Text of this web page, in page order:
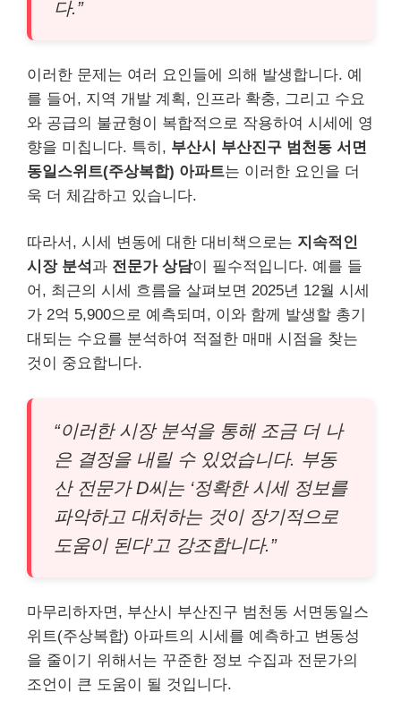
다.”
이러한 문제는 여러 요인들에 의해 발생합니다. 예
를 들어, 지역 개발 계획, 인프라 확충, 그리고 수요
와 공급의 불균형이 복합적으로 작용하여 시세에 영
향을 미칩니다. 특히, 부산시 부산진구 범천동 서면
동일스위트(주상복합) 아파트는 이러한 요인을 더
욱 더 체감하고 있습니다.
따라서, 시세 변동에 대한 대비책으로는 지속적인
시장 분석 과 전문가 상담이 필수적입니다. 예를 들
어, 최근의 시세 흐름을 살펴보면 2025년 12월 시세
가 2억 5,900으로 예측되며, 이와 함께 발생할 총기
대되는 수요를 분석하여 적절한 매매 시점을 찾는
것이 중요합니다.
“이러한 시장 분석을 통해 조금 더 나
은 결정을 내릴 수 있었습니다. 부동
산 전문가 D씨는 ‘정확한 시세 정보를
파악하고 대처하는 것이 장기적으로
도움이 된다’고 강조합니다.”
마무리하자면, 부산시 부산진구 범천동 서면동일스
위트(주상복합) 아파트의 시세를 예측하고 변동성
을 줄이기 위해서는 꾸준한 정보 수집과 전문가의
조언이 큰 도움이 될 것입니다.